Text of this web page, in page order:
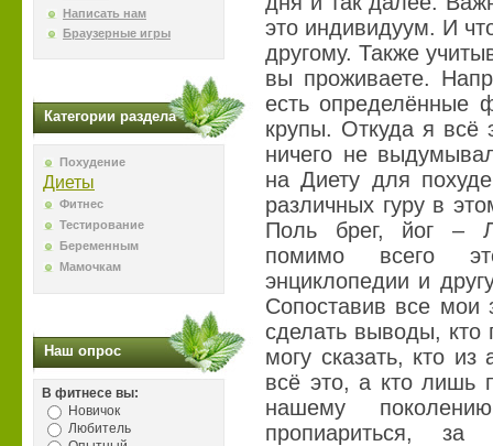
Написать нам
Браузерные игры
Категории раздела
Похудение
Диеты
Фитнес
Тестирование
Беременным
Мамочкам
Наш опрос
В фитнесе вы:
Новичок
Любитель
это индивидуум. И
другому. Также
вы проживаете.
есть определённые
крупы. Откуда я
ничего не
на Диету для
различных гуру в
Поль брег, йог –
помимо всего
энциклопедии и
Сопоставив все мои
сделать выводы, кто
могу сказать, кто
всё это, а кто лишь
нашему
пропиариться,